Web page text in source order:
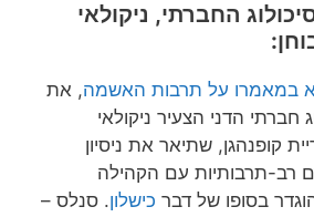
החברתי, ניקולאי
במאמרו על תרבות האשמה, את
חברתי הדני הצעיר ניקולאי
מעיריית קופנהגן, שתיאר את ניסיון
רב-תרבותיות עם הקהילה
בסופו של דבר כישלון. סנלס –